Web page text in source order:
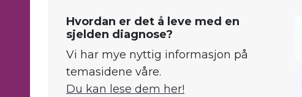
Hvordan er det å leve med en
sjelden diagnose?
Vi har mye nyttig informasjon på
temasidene våre.
Du kan lese dem her!